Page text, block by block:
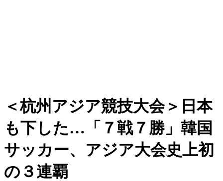
＜杭州アジア競技大会＞日本
も下した…「７戦７勝」韓国
サッカー、アジア大会史上初
の３連覇